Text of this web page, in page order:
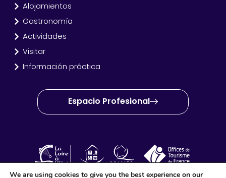
Alojamientos
Gastronomía
Actividades
Visitar
Información práctica
Espacio Profesional
We are using cookies to give you the best experience on our